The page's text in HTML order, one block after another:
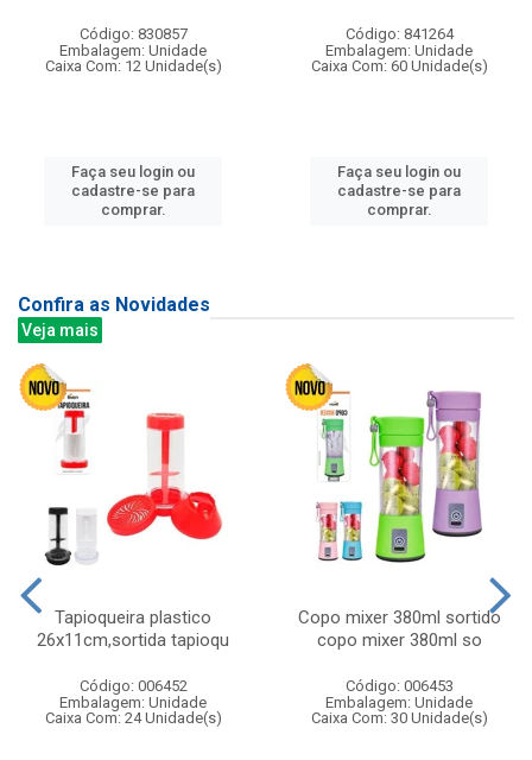
Código: 830857
Embalagem: Unidade
Caixa Com: 12 Unidade(s)
Faça seu login ou
cadastre-se para
comprar.
Código: 841264
Embalagem: Unidade
Caixa Com: 60 Unidade(s)
Faça seu login ou
cadastre-se para
comprar.
Confira as Novidades
Veja mais
Tapioqueira plastico
26x11cm,sortida tapioqu
Código: 006452
Embalagem: Unidade
Caixa Com: 24 Unidade(s)
Copo mixer 380ml sortido
copo mixer 380ml so
Código: 006453
Embalagem: Unidade
Caixa Com: 30 Unidade(s)